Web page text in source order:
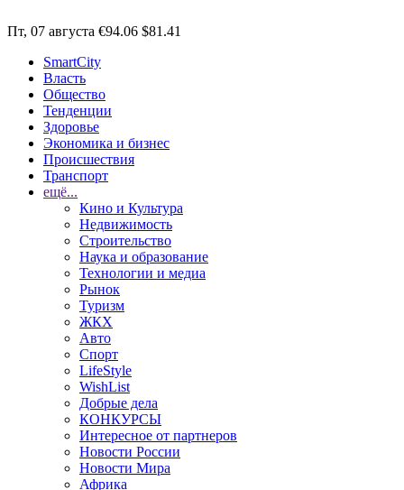
Пт, 07 августа €94.06 $81.41
SmartCity
Власть
Общество
Тенденции
Здоровье
Экономика и бизнес
Происшествия
Транспорт
ещё...
Кино и Культура
Недвижимость
Строительство
Наука и образование
Технологии и медиа
Рынок
Туризм
ЖКХ
Авто
Спорт
LifeStyle
WishList
Добрые дела
КОНКУРСЫ
Интересное от партнеров
Новости России
Новости Мира
Африка